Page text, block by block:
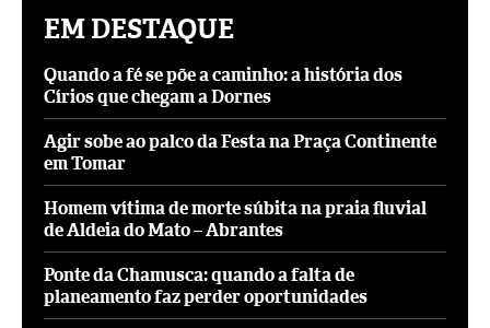
EM DESTAQUE
Quando a fé se põe a caminho: a história dos
Círios que chegam a Dornes
Agir sobe ao palco da Festa na Praça Continente
em Tomar
Homem vítima de morte súbita na praia fluvial
de Aldeia do Mato – Abrantes
Ponte da Chamusca: quando a falta de
planeamento faz perder oportunidades